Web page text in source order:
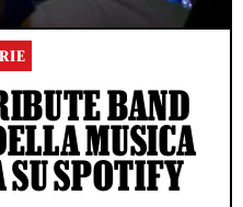
BAND
MUSICA
SU SPOTIFY